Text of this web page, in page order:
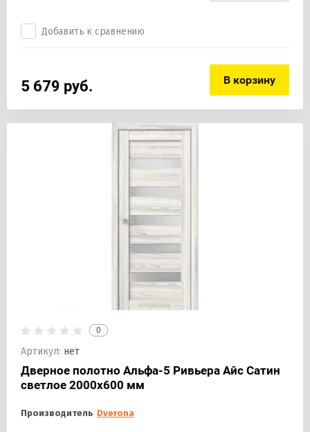
Добавить к сравнению
5 679 руб. В корзину
0
Артикул: нет
Дверное полотно Альфа-5 Ривьера Айс Сатин
светлое 2000х600 мм
Производитель Dverona